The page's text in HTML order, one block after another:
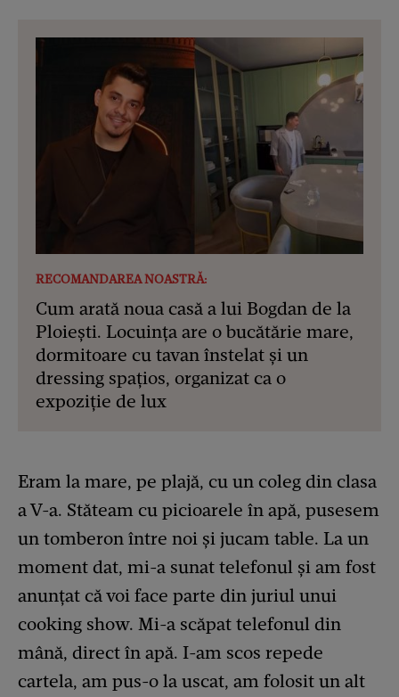
RECOMANDAREA NOASTRĂ:
Cum arată noua casă a lui Bogdan de la
Ploiești. Locuința are o bucătărie mare,
dormitoare cu tavan înstelat și un
dressing spațios, organizat ca o
expoziție de lux
Eram la mare, pe plajă, cu un coleg din clasa
a V-a. Stăteam cu picioarele în apă, pusesem
un tomberon între noi și jucam table. La un
moment dat, mi-a sunat telefonul și am fost
anunțat că voi face parte din juriul unui
cooking show. Mi-a scăpat telefonul din
mână, direct în apă. I-am scos repede
cartela, am pus-o la uscat, am folosit un alt